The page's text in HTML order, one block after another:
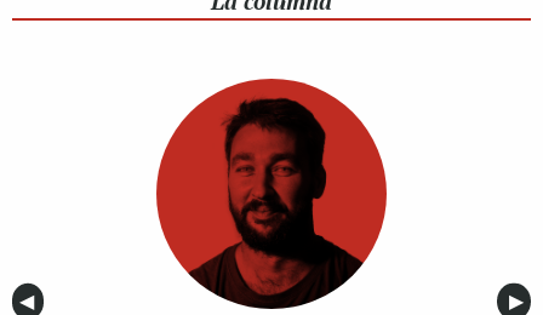
Anterior
◀︎ ▶︎